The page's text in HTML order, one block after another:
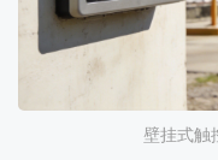
壁挂式触